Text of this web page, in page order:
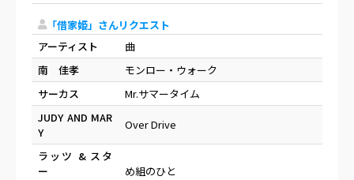
「借家姫」さんリクエスト
アーティスト
曲
南 佳孝
モンロー・ウォーク
サーカス
Mr.サマータイム
JUDY AND MAR
Y
Over Drive
ラッツ & スタ
ー
め組のひと